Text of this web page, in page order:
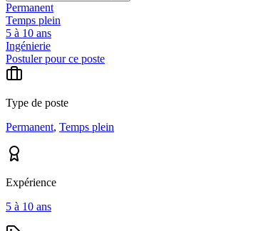
Permanent
Temps plein
5 à 10 ans
Ingénierie
Postuler pour ce poste
Type de poste
Permanent, Temps plein
Expérience
5 à 10 ans